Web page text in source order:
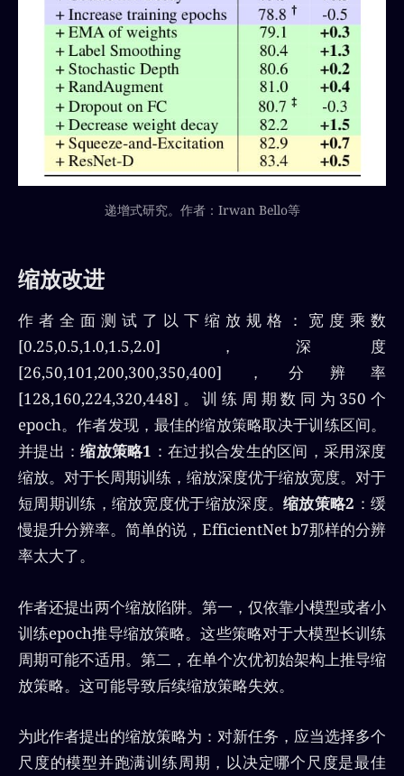
递增式研究。作者：Irwan Bello等
缩放改进
作者全面测试了以下缩放规格：宽度乘数
[0.25,0.5,1.0,1.5,2.0]，深度
[26,50,101,200,300,350,400]，分辨率
[128,160,224,320,448]。训练周期数同为350个
epoch。作者发现，最佳的缩放策略取决于训练区间。
并提出：缩放策略1 ：在过拟合发生的区间，采用深度
缩放。对于长周期训练，缩放深度优于缩放宽度。对于
短周期训练，缩放宽度优于缩放深度。缩放策略2 ：缓
慢提升分辨率。简单的说，EfficientNet b7那样的分辨
率太大了。
作者还提出两个缩放陷阱。第一，仅依靠小模型或者小
训练epoch推导缩放策略。这些策略对于大模型长训练
周期可能不适用。第二，在单个次优初始架构上推导缩
放策略。这可能导致后续缩放策略失效。
为此作者提出的缩放策略为：对新任务，应当选择多个
尺度的模型并跑满训练周期，以决定哪个尺度是最佳